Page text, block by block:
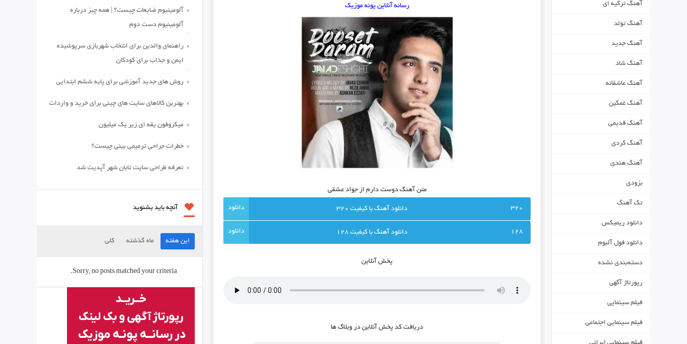
رسانه آنلاین پونه موزیک
متن آهنگ دوست دارم از جواد عشقی
320 دانلود آهنگ با کيفيت 320
128 دانلود آهنگ با کيفيت 128
پخش آنلاين
دريافت کد پخش آنلاين در وبلاگ ها
آهنگ ترکیه ای
آهنگ تولد
آهنگ جدید
آهنگ شاد
آهنگ عاشقانه
آهنگ غمگین
آهنگ قدیمی
آهنگ کردی
آهنگ هندی
بزودی
تک آهنگ
دانلود ریمیکس
دانلود فول آلبوم
دسته‌بندی نشده
رپورتاژ آگهی
فیلم سینمایی
فیلم سینمایی اجتماعی
آلومینیوم ضایعات چیست؟ | همه چیز درباره
آلومینیوم دست دوم
راهنمای والدین برای انتخاب شهربازی سرپوشیده
ایمن و جذاب برای کودکان
روش های جدید آموزشی برای پایه ششم ابتدایی
بهترین کالاهای سایت های چینی برای خرید و واردات
میکروفون یقه ای زیر یک میلیون
خطرات جراحی ترمیمی بینی چیست؟
تعرفه طراحی سایت تابان شهر آپدیت شد
آنچه باید بشنوید
این هفته ماه گذشته کلی
Sorry, no posts matched your criteria.